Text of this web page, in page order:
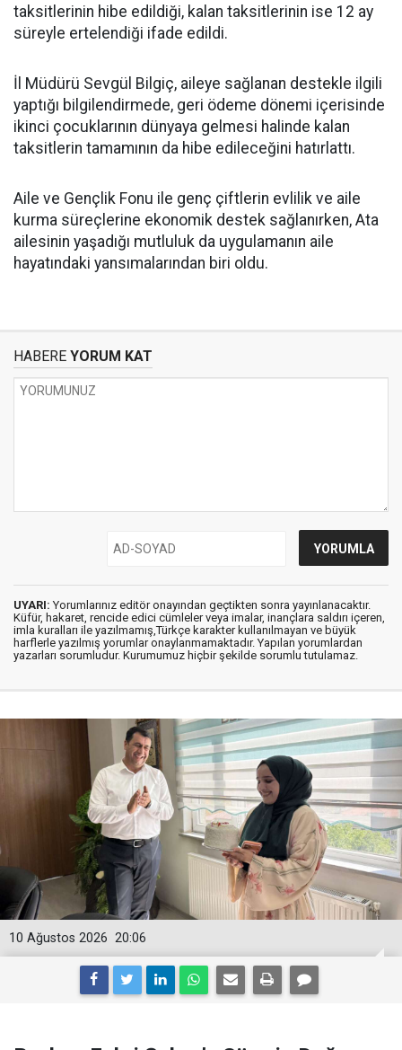
taksitlerinin hibe edildiği, kalan taksitlerinin ise 12 ay
süreyle ertelendiği ifade edildi.
İl Müdürü Sevgül Bilgiç, aileye sağlanan destekle ilgili
yaptığı bilgilendirmede, geri ödeme dönemi içerisinde
ikinci çocuklarının dünyaya gelmesi halinde kalan
taksitlerin tamamının da hibe edileceğini hatırlattı.
Aile ve Gençlik Fonu ile genç çiftlerin evlilik ve aile
kurma süreçlerine ekonomik destek sağlanırken, Ata
ailesinin yaşadığı mutluluk da uygulamanın aile
hayatındaki yansımalarından biri oldu.
HABERE YORUM KAT
UYARI: Yorumlarınız editör onayından geçtikten sonra yayınlanacaktır.
Küfür, hakaret, rencide edici cümleler veya imalar, inançlara saldırı içeren,
imla kuralları ile yazılmamış,Türkçe karakter kullanılmayan ve büyük
harflerle yazılmış yorumlar onaylanmamaktadır. Yapılan yorumlardan
yazarları sorumludur. Kurumumuz hiçbir şekilde sorumlu tutulamaz.
20:06
10 Ağustos 2026